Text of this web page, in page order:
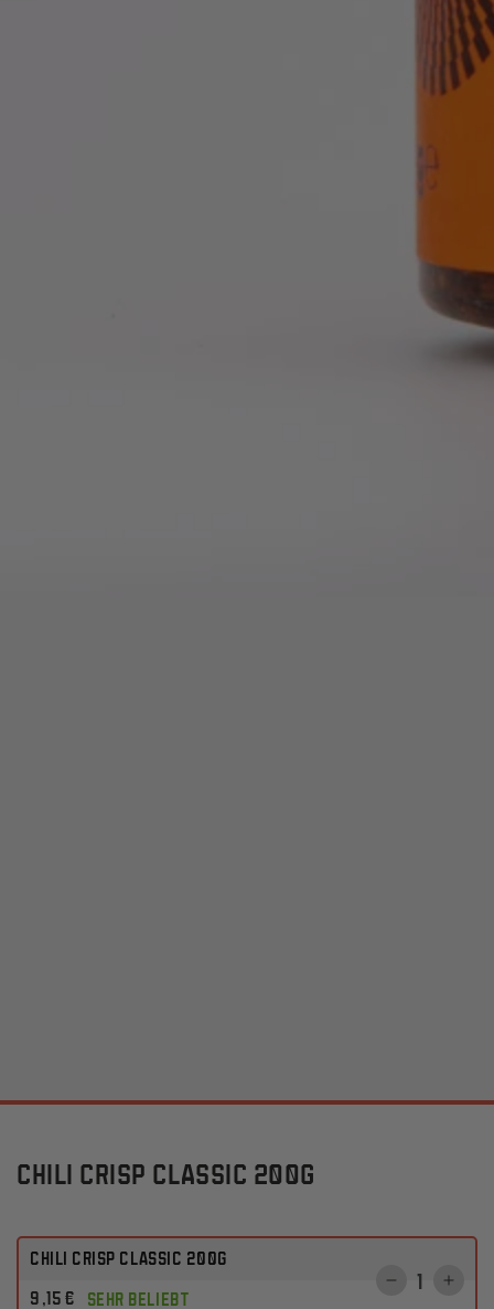
CHILI CRISP CLASSIC 200G
Chili Crisp Classic 200g
Regulärer
9 ,15 € SEHR BELIEBT
Anzahl
Verringere